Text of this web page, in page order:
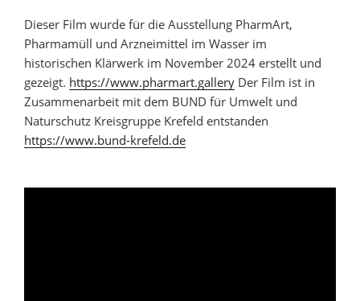
Dieser Film wurde für die Ausstellung PharmArt,
Pharmamüll und Arzneimittel im Wasser im
historischen Klärwerk im November 2024 erstellt und
gezeigt. https://www.pharmart.gallery Der Film ist in
Zusammenarbeit mit dem BUND für Umwelt und
Naturschutz Kreisgruppe Krefeld entstanden
https://www.bund-krefeld.de